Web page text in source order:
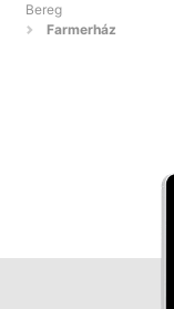
Bereg
Farmerház